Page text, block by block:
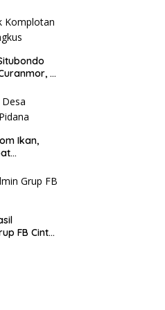
9
Ikan,
FB Cinta